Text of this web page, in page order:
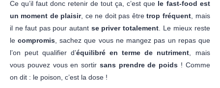
Ce qu’il faut donc retenir de tout ça, c’est que le fast-food est
un moment de plaisir, ce ne doit pas être trop fréquent , mais
il ne faut pas pour autant se priver totalement . Le mieux reste
le compromis , sachez que vous ne mangez pas un repas que
l’on peut qualifier d’équilibré en terme de nutriment , mais
vous pouvez vous en sortir sans prendre de poids ! Comme
on dit : le poison, c’est la dose !